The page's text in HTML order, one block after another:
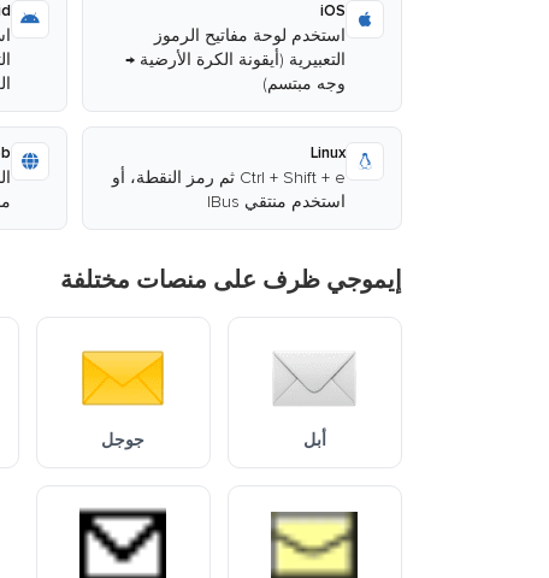
iOS
استخدم لوحة مفاتيح الرموز
التعبيرية (أيقونة الكرة الأرضية →
وجه مبتسم)
Linux
Ctrl + Shift + e ثم رمز النقطة، أو
استخدم منتقي IBus
إيموجي ظرف على منصات مختلفة
أبل جوجل